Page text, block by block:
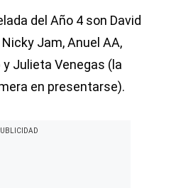
del Año 4 son David
Jam, Anuel AA,
y Julieta Venegas (la
en presentarse).